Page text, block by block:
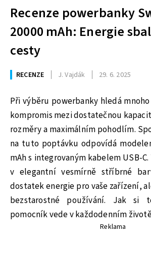
Recenze powerbanky
20000 mAh: Energie
cesty
RECENZE J. Vajdák 29. 6. 2025
Při výběru powerbanky hledá
kompromis mezi dostatečnou
rozměry a maximálním pohodlím.
na tuto poptávku odpovídá
mAh s integrovaným kabelem USB-
v elegantní vesmírně stříbrné
dostatek energie pro vaše zařízení,
bezstarostné používání. Jak si
pomocník vede v každodenním
Reklama